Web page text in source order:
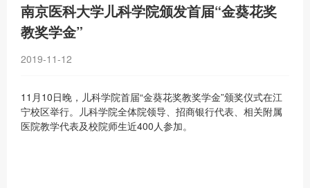
南京医科大学儿科学院颁发首届“金葵花奖
教奖学金”
2019-11-12
11月10日晚，儿科学院首届“金葵花奖教奖学金”颁奖仪式在江
宁校区举行。儿科学院全体院领导、招商银行代表、相关附属
医院教学代表及校院师生近400人参加。